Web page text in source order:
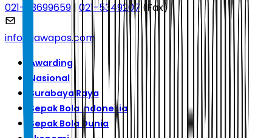
021-53699659 | 021-5349207(Fax)
info@jawapos.com
Awarding
Nasional
Surabaya Raya
Sepak Bola Indonesia
Sepak Bola Dunia